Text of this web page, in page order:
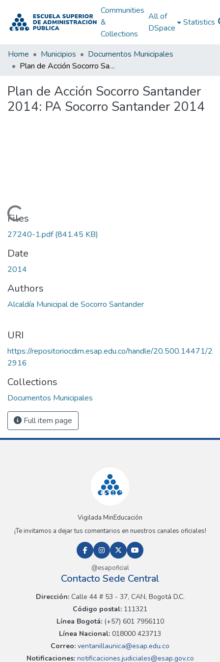
Communities
&
Collections
All of
DSpace
Statistics
Home Municipios
Documentos Municipales
Plan de Acción Socorro Santander 2014: PA Socorro Santander 2014
Plan de Acción Socorro Santander
2014: PA Socorro Santander 2014
Loading...
Files
27240-1.pdf(841.45 KB)
Date
2014
Authors
Alcaldía Municipal de Socorro Santander
URI
https://repositoriocdim.esap.edu.co/handle/20.500.14471/2
2916
Collections
Documentos Municipales
Full item page
Vigilada MinEducación
¡Te invitamos a dejar tus comentarios en nuestros canales oficiales!
@esapoficial
Contacto Sede Central
Dirección:Calle 44 # 53 - 37, CAN, Bogotá D.C.
Código postal: 111321
Línea Bogotá:(+57) 601 7956110
Línea Nacional: 018000 423713
Correo: ventanillaunica@esap.edu.co
Notificaciones:notificaciones.judiciales@esap.gov.co